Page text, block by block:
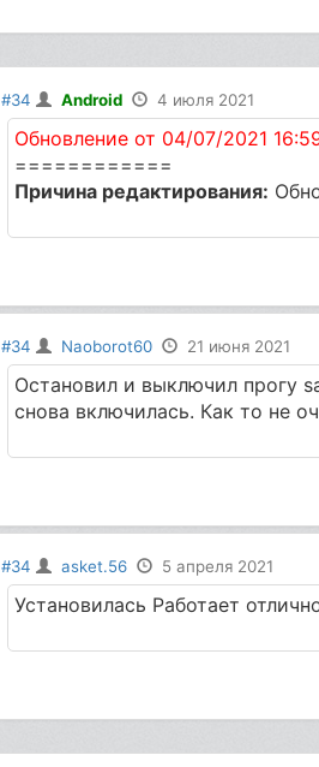
#34 Android 4 июля 2021
Обновление от 04/07/2021
============
Причина редактирования:
#34 Naoborot60 21 июня 2021
Остановил и выключил прогу
снова включилась. Как то не
#34 asket.56 5 апреля 2021
Установилась Работает